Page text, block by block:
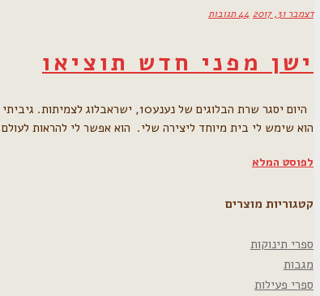
דצמבר 31, 2017 44 תגובות
ישן מפני חדש תוציאו
הוא שימש לי בית מיוחד ליצירה שלי. הוא אפשר לי להראות
לפוסט המלא
קטגוריות מוצרים
ספרי תינוקות
מגבות
ספרי פעילות